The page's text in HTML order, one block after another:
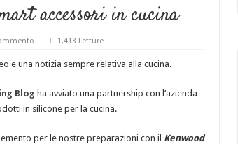
accessori in cucina
1,413 Letture
e una notizia sempre relativa alla cucina.
Blog ha avviato una partnership con l’azienda
in silicone per la cucina.
per le nostre preparazioni con il Kenwood